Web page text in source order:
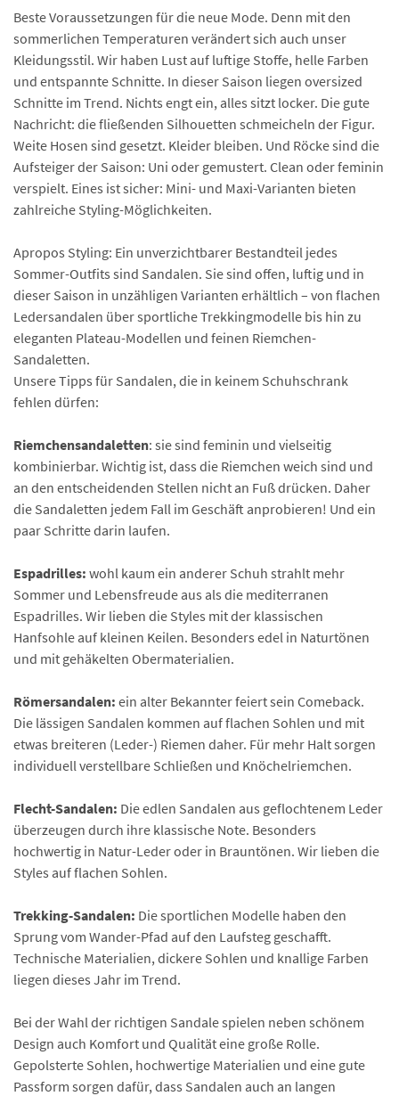
Beste Voraussetzungen für die neue Mode. Denn mit den
sommerlichen Temperaturen verändert sich auch unser
Kleidungsstil. Wir haben Lust auf luftige Stoffe, helle Farben
und entspannte Schnitte. In dieser Saison liegen oversized
Schnitte im Trend. Nichts engt ein, alles sitzt locker. Die gute
Nachricht: die fließenden Silhouetten schmeicheln der Figur.
Weite Hosen sind gesetzt. Kleider bleiben. Und Röcke sind die
Aufsteiger der Saison: Uni oder gemustert. Clean oder feminin
verspielt. Eines ist sicher: Mini- und Maxi-Varianten bieten
zahlreiche Styling-Möglichkeiten.
Apropos Styling: Ein unverzichtbarer Bestandteil jedes
Sommer-Outfits sind Sandalen. Sie sind offen, luftig und in
dieser Saison in unzähligen Varianten erhältlich – von flachen
Ledersandalen über sportliche Trekkingmodelle bis hin zu
eleganten Plateau-Modellen und feinen Riemchen-
Sandaletten.
Unsere Tipps für Sandalen, die in keinem Schuhschrank
fehlen dürfen:
Riemchensandaletten: sie sind feminin und vielseitig
kombinierbar. Wichtig ist, dass die Riemchen weich sind und
an den entscheidenden Stellen nicht an Fuß drücken. Daher
die Sandaletten jedem Fall im Geschäft anprobieren! Und ein
paar Schritte darin laufen.
Espadrilles: wohl kaum ein anderer Schuh strahlt mehr
Sommer und Lebensfreude aus als die mediterranen
Espadrilles. Wir lieben die Styles mit der klassischen
Hanfsohle auf kleinen Keilen. Besonders edel in Naturtönen
und mit gehäkelten Obermaterialien.
Römersandalen: ein alter Bekannter feiert sein Comeback.
Die lässigen Sandalen kommen auf flachen Sohlen und mit
etwas breiteren (Leder-) Riemen daher. Für mehr Halt sorgen
individuell verstellbare Schließen und Knöchelriemchen.
Flecht-Sandalen: Die edlen Sandalen aus geflochtenem Leder
überzeugen durch ihre klassische Note. Besonders
hochwertig in Natur-Leder oder in Brauntönen. Wir lieben die
Styles auf flachen Sohlen.
Trekking-Sandalen: Die sportlichen Modelle haben den
Sprung vom Wander-Pfad auf den Laufsteg geschafft.
Technische Materialien, dickere Sohlen und knallige Farben
liegen dieses Jahr im Trend.
Bei der Wahl der richtigen Sandale spielen neben schönem
Design auch Komfort und Qualität eine große Rolle.
Gepolsterte Sohlen, hochwertige Materialien und eine gute
Passform sorgen dafür, dass Sandalen auch an langen